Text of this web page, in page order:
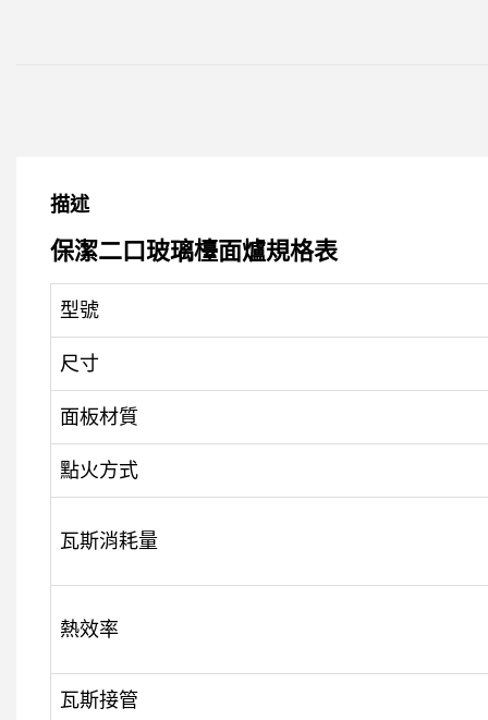
描述
保潔二口玻璃檯面爐規格表
型號
尺寸
面板材質
點火方式
瓦斯消耗量
熱效率
瓦斯接管